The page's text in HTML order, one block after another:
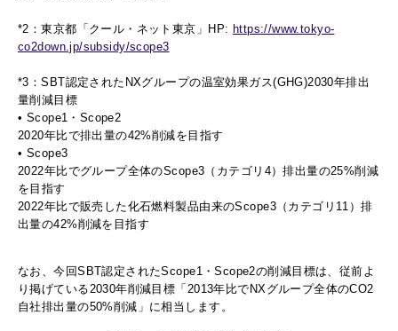
*2：東京都「クール・ネット東京」HP: https://www.tokyo-
co2down.jp/subsidy/scope3
*3：SBT認定されたNXグループの温室効果ガス(GHG)2030年排出
量削減目標
• Scope1・Scope2
2020年比で排出量の42%削減を目指す
• Scope3
2022年比でグループ全体のScope3（カテゴリ4）排出量の25%削減
を目指す
2022年比で販売した化石燃料製品由来のScope3（カテゴリ11）排
出量の42%削減を目指す
なお、今回SBT認定されたScope1・Scope2の削減目標は、従前よ
り掲げている2030年削減目標「2013年比でNXグループ全体のCO2
自社排出量の50%削減」に相当します。